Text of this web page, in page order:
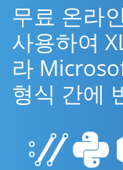
무료 온라
사용하여
라
형식 간에